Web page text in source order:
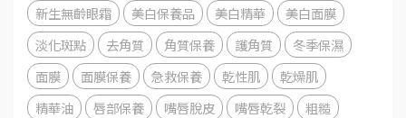
新生無齡眼霜
美白保養品 美白精華
美白面膜
淡化斑點
去角質 角質保養 護角質
冬季保濕
面膜
面膜保養 急救保養 乾性肌
乾燥肌
精華油
唇部保養 嘴唇脫皮 嘴唇乾裂
粗糙